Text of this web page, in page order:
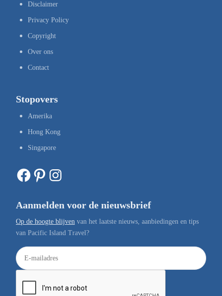
Disclaimer
Privacy Policy
Copyright
Over ons
Contact
Stopovers
Amerika
Hong Kong
Singapore
Facebook Pinterest Instagram
Aanmelden voor de nieuwsbrief
Op de hoogte blijven van het laatste nieuws, aanbiedingen en tips
van Pacific Island Travel?
E
-